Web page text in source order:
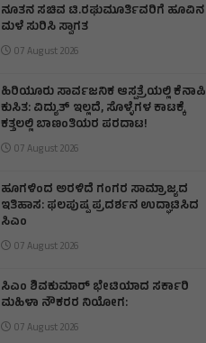
ನೂತನ ಸಚಿವ ಟಿ.ರಘುಮೂರ್ತಿವರಿಗೆ ಹೂವಿನ
ಮಳೆ ಸುರಿಸಿ ಸ್ವಾಗತ
07 August 2026
ಹಿರಿಯೂರು ಸಾರ್ವಜನಿಕ ಆಸ್ಪತ್ರೆಯಲ್ಲಿ ಕೆನಾಪಿ
ಕುಸಿತ: ವಿದ್ಯುತ್‌ ಇಲ್ಲದೆ, ಸೊಳ್ಳೆಗಳ ಕಾಟಕ್ಕೆ
ಕತ್ತಲಲ್ಲಿ ಬಾಣಂತಿಯರ ಪರದಾಟ!
07 August 2026
ಹೂಗಳಿಂದ ಅರಳಿದೆ ಗಂಗರ ಸಾಮ್ರಾಜ್ಯದ
ಇತಿಹಾಸ: ಫಲಪುಷ್ಪ ಪ್ರದರ್ಶನ ಉದ್ಘಾಟಿಸಿದ
ಸಿಎಂ
07 August 2026
ಸಿಎಂ ಶಿವಕುಮಾರ್‌ ಭೇಟಿಯಾದ ಸರ್ಕಾರಿ
ಮಹಿಳಾ ನೌಕರರ ನಿಯೋಗ:
07 August 2026